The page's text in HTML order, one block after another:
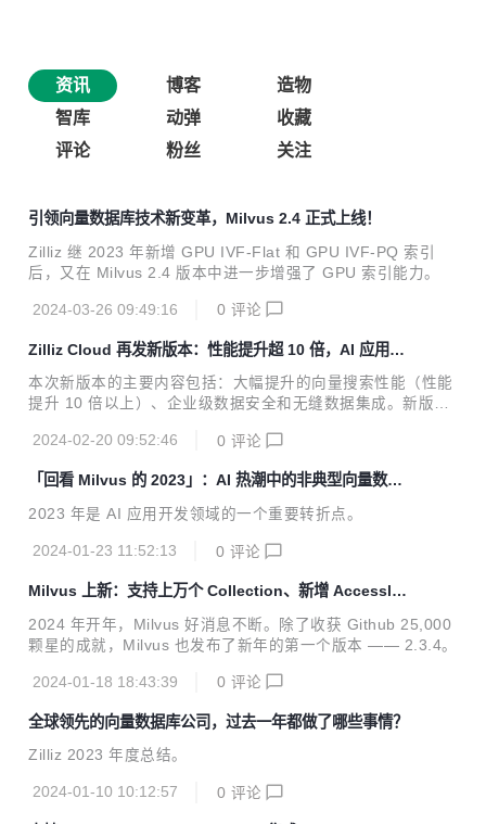
资讯 博客
造物
智库
动弹
收藏
评论
粉丝 关注
引领向量数据库技术新变革，Milvus 2.4 正式上线！
Zilliz 继 2023 年新增 GPU IVF-Flat 和 GPU IVF-PQ 索引
后，又在 Milvus 2.4 版本中进一步增强了 GPU 索引能力。
2024-03-26 09:49:16 0 评论
Zilliz Cloud 再发新版本：性能提升超 10 倍，AI 应用开
发流程再简化！
本次新版本的主要内容包括：大幅提升的向量搜索性能（性能
提升 10 倍以上）、企业级数据安全和无缝数据集成。新版本
数据处理和索引。此外，Zilliz Cloud 将有效帮助用户节省成
2024-02-20 09:52:46 0 评论
「回看 Milvus 的 2023」：AI 热潮中的非典型向量数据
库
2023 年是 AI 应用开发领域的一个重要转折点。
2024-01-23 11:52:13 0 评论
Milvus 上新：支持上万个 Collection、新增 Accesslog
功能……
2024 年开年，Milvus 好消息不断。除了收获 Github 25,000
颗星的成就，Milvus 也发布了新年的第一个版本 —— 2.3.4。
2024-01-18 18:43:39 0 评论
全球领先的向量数据库公司，过去一年都做了哪些事情？
Zilliz 2023 年度总结。
2024-01-10 10:12:57 0 评论